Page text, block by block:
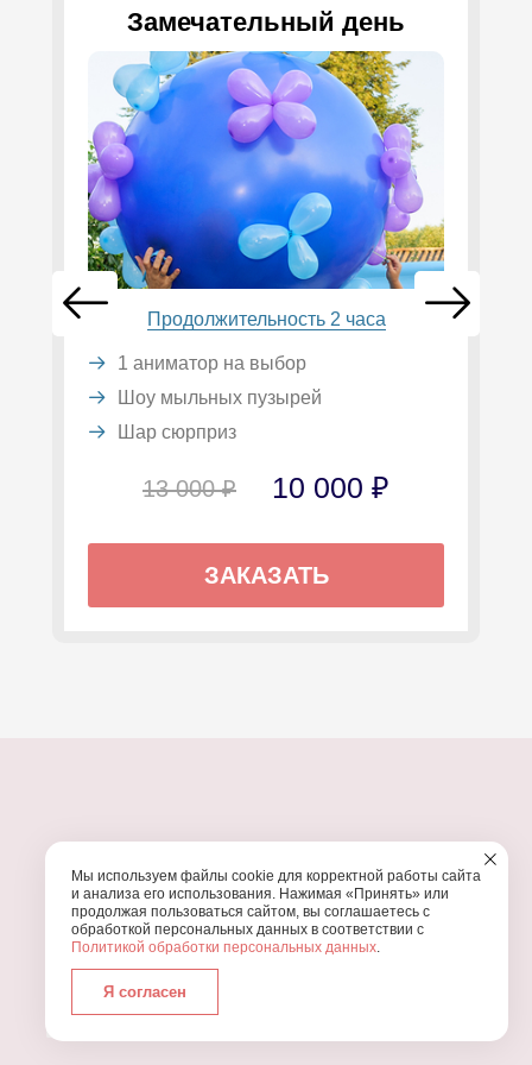
Замечательный день
Продолжительность 2 часа
1 аниматор на выбор
Шоу мыльных пузырей
Шар сюрприз
13 000 ₽ 10 000 ₽
ЗАКАЗАТЬ
УЗНАЙТЕ, ПОЧЕМУ ПРОВЕДЕНИЕВАШЕГО
ПРАЗДНИКА СТОИТ ДОВЕРИТЬ НАМ
Работаем с 2016 года
Мы используем файлы cookie для корректной работы сайта
и анализа его использования. Нажимая «Принять» или
продолжая пользоваться сайтом, вы соглашаетесь с
обработкой персональных данных в соответствии с
Политикой обработки персональных данных.
Я согласен